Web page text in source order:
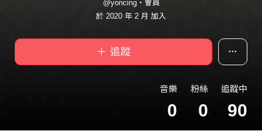
@yoncing・會員
於 2020 年 2 月 加入
＋ 追蹤
音樂
0
粉絲
0
追蹤中
90